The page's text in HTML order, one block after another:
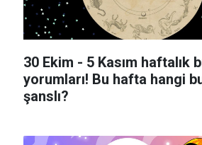
30 Ekim - 5 Kasım haftalık
yorumları! Bu hafta hangi
şanslı?